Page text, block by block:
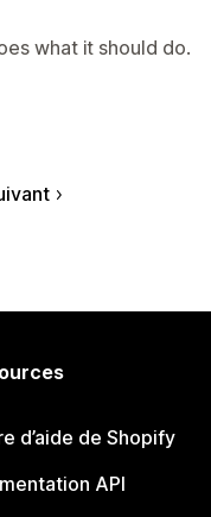
what it should do.
d’aide de Shopify
API